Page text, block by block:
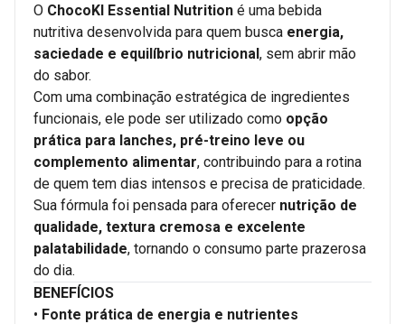
O ChocoKI Essential Nutrition é uma bebida
nutritiva desenvolvida para quem busca energia,
saciedade e equilíbrio nutricional, sem abrir mão
do sabor.
Com uma combinação estratégica de ingredientes
funcionais, ele pode ser utilizado como opção
prática para lanches, pré-treino leve ou
complemento alimentar, contribuindo para a rotina
de quem tem dias intensos e precisa de praticidade.
Sua fórmula foi pensada para oferecer nutrição de
qualidade, textura cremosa e excelente
palatabilidade, tornando o consumo parte prazerosa
do dia.
BENEFÍCIOS
• Fonte prática de energia e nutrientes